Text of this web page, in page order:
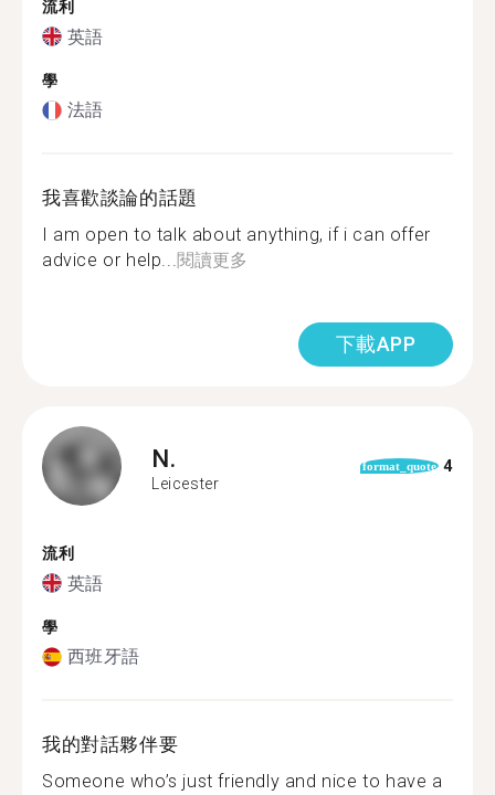
流利
英語
學
法語
我喜歡談論的話題
I am open to talk about anything, if i can offer
advice or help...閱讀更多
下載APP
N.
Leicester
format_quote 4
流利
英語
學
西班牙語
我的對話夥伴要
Someone who’s just friendly and nice to have a